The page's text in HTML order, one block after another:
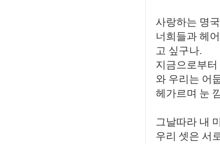
사랑하는 명
너희들과 헤
고 싶구나.
지금으로부
와 우리는 어
헤가르며 눈
그날따라 내
우리 셋은 서